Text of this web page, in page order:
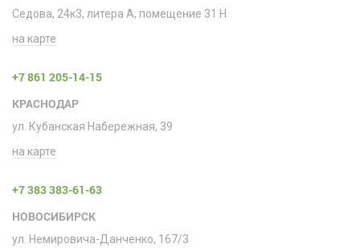
Седова, 24к3, литера А, помещение 31 H
на карте
+7 861 205-14-15
КРАСНОДАР
ул. Кубанская Набережная, 39
на карте
+7 383 383-61-63
НОВОСИБИРСК
ул. Немировича-Данченко, 167/3